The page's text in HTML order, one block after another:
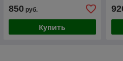
850руб.
Купить